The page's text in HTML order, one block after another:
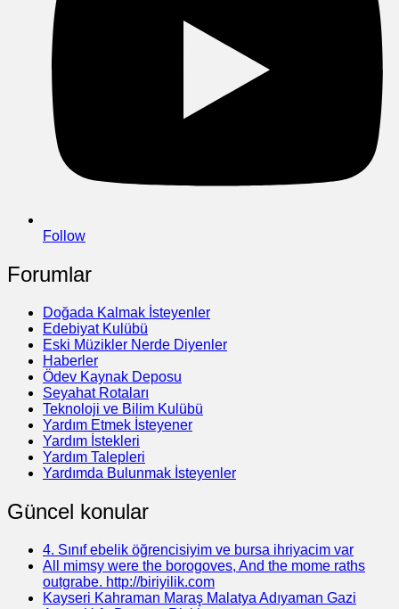
Follow
Forumlar
Doğada Kalmak İsteyenler
Edebiyat Kulübü
Eski Müzikler Nerde Diyenler
Haberler
Ödev Kaynak Deposu
Seyahat Rotaları
Teknoloji ve Bilim Kulübü
Yardım Etmek İsteyener
Yardım İstekleri
Yardım Talepleri
Yardımda Bulunmak İsteyenler
Güncel konular
4. Sınıf ebelik öğrencisiyim ve bursa ihriyacim var
All mimsy were the borogoves, And the mome raths
outgrabe. http://biriyilik.com
Kayseri Kahraman Maraş Malatya Adıyaman Gazi